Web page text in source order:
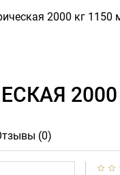
2000 кг 1150
2000
(0)